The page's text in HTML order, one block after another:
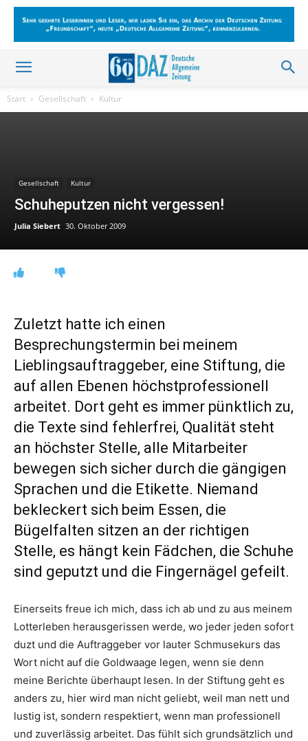
Start Gesellschaft Kultur
Gesellschaft Kultur
Schuheputzen nicht vergessen!
Julia Siebert 30. Oktober 2009
Zuletzt hatte ich einen
Besprechungstermin bei meinem
Lieblingsauftraggeber, eine Stiftung, die
auf allen Ebenen höchstprofessionell
arbeitet. Dort geht es immer pünktlich zu,
die Texte sind fehlerfrei, Qualität steht
an höchster Stelle, alle Mitarbeiter
bewegen sich sicher durch die gängigen
Sprachen und die Etikette. Niemand
bekleckert sich beim Essen, die
Bügelfalten sitzen an der richtigen
Stelle, es hängt kein Fädchen, die Schuhe
sind geputzt und die Fingernägel gefeilt.
Einerseits freue ich mich, dass ich ab und zu aus meinem
Lotterleben herausgerissen werde, wo jeder jeden sofort
duzt und die Auftraggeber vor lauter Schmusekurs das
Wort nicht auf die Goldwaage legen, wenn sie denn
meine Berichte überhaupt lesen. In der Stiftung geht es
anders zu, hier wird man nicht geliebt, weil man nett und
lustig ist, sondern respektiert, wenn man professionell
und zuverlässig arbeitet. Das fühlt sich grundsätzlich und